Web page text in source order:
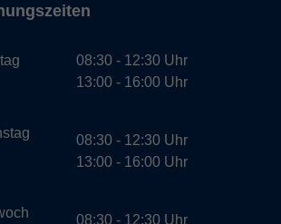
08:30 - 12:30 Uhr
13:00 - 16:00 Uhr
08:30 - 12:30 Uhr
13:00 - 16:00 Uhr
08:30 - 12:30 Uhr